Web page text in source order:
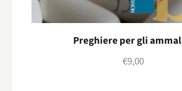
Preghiere per gli
€9,00